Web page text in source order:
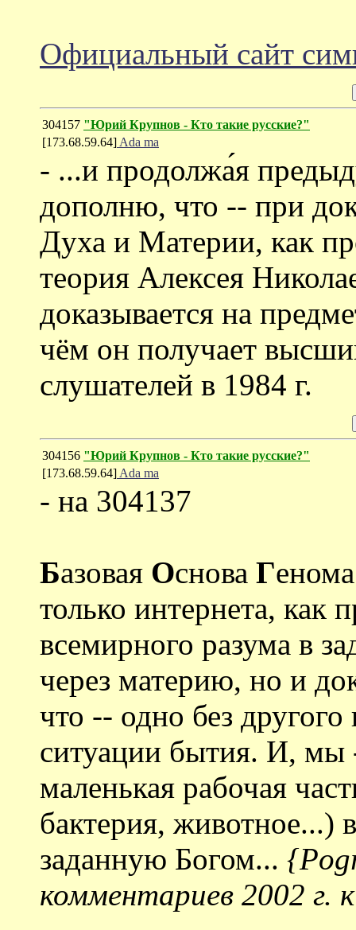
Официальный сайт
304157 "Юрий Крупнов - Кто такие русские?"
[173.68.59.64] Ada ma
- ...и продолжа́я
дополню, что -- при
Духа и Материи, как
теория Алексея
доказывается на
чём он получает
слушателей в 1984 г.
304156 "Юрий Крупнов - Кто такие русские?"
[173.68.59.64] Ada ma
- на 304137
Базовая Основа Г
только интернета, как
всемирного разума в
через материю, но и
что -- одно без
ситуации бытия. И,
маленькая рабочая
бактерия,
заданную Богом...
комментариев 2002